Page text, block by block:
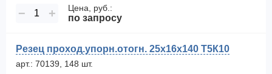
− + Цена, руб.:
по запросу
Резец проход.упорн.отогн. 25х16х140 Т5К10
арт.: 70139, 148 шт.